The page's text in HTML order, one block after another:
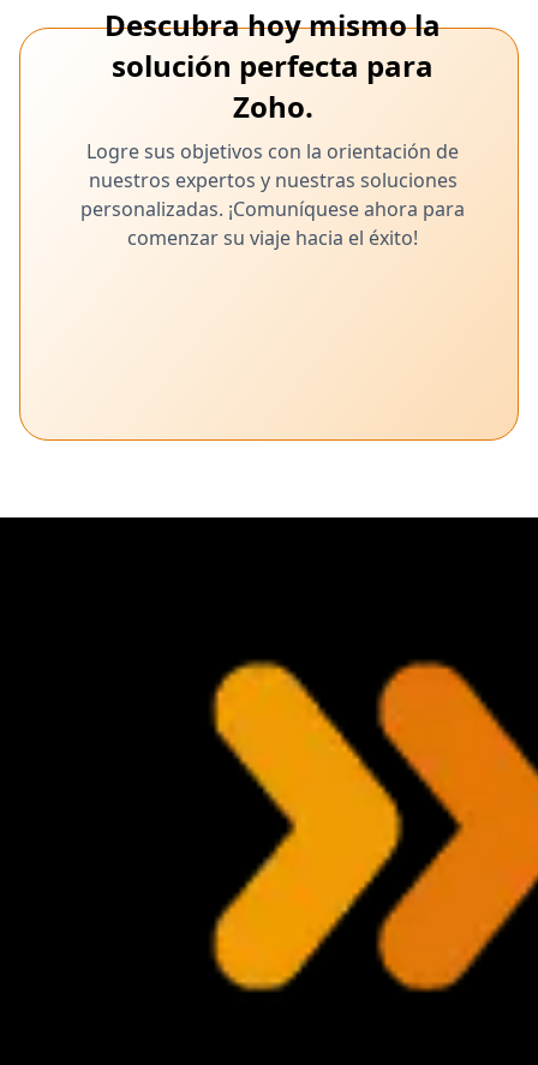
Descubra hoy mismo la
solución perfecta para
Zoho.
Logre sus objetivos con la orientación de
nuestros expertos y nuestras soluciones
personalizadas. ¡Comuníquese ahora para
comenzar su viaje hacia el éxito!